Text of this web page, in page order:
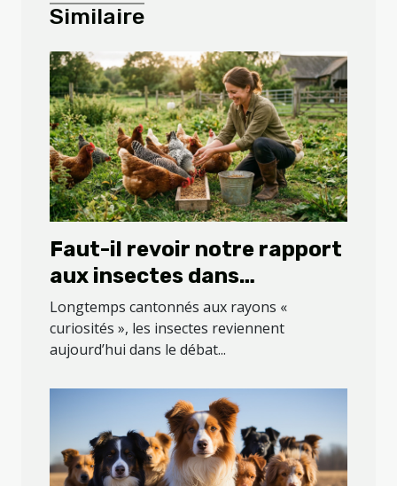
Similaire
Faut-il revoir notre rapport
aux insectes dans
l’alimentation animale ?
Longtemps cantonnés aux rayons «
curiosités », les insectes reviennent
aujourd’hui dans le débat...